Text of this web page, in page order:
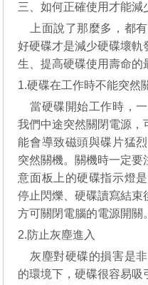
三、如何正確使用才能減
上面說了那麼多，都
好硬碟才是減少硬碟壞軌
生、提高硬碟使用壽命
1.硬碟在工作時不能突然
當硬碟開始工作時，
我們中途突然關閉電源，
能會導致磁頭與碟片猛
突然關機。關機時一定要
意面板上的硬碟指示燈
停止閃爍、硬碟讀寫結束
方可關閉電腦的電源開關。
2.防止灰塵進入
灰塵對硬碟的損害是
的環境下，硬碟很容易吸引